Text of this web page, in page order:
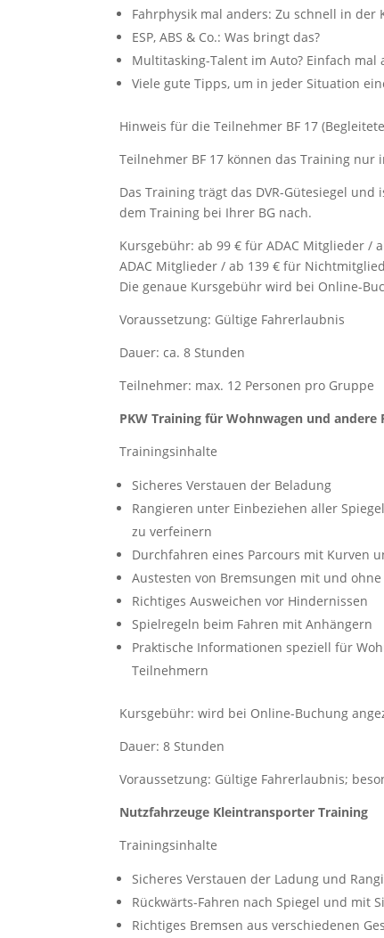
Fahrphysik mal anders: Zu schnell in der
ESP, ABS & Co.: Was bringt das?
Multitasking-Talent im Auto? Einfach mal
Viele gute Tipps, um in jeder Situation
Hinweis für die Teilnehmer BF 17
Teilnehmer BF 17 können das Training
Das Training trägt das DVR-Gütesiegel
dem Training bei Ihrer BG nach.
Kursgebühr: ab 99 € für ADAC Mitglieder /
ADAC Mitglieder / ab 139 € für
Die genaue Kursgebühr wird bei Online-
Voraussetzung: Gültige Fahrerlaubnis
Dauer: ca. 8 Stunden
Teilnehmer: max. 12 Personen pro Gruppe
PKW Training für Wohnwagen und andere
Trainingsinhalte
Sicheres Verstauen der Beladung
Rangieren unter Einbeziehen aller
zu verfeinern
Durchfahren eines Parcours mit Kurven
Austesten von Bremsungen mit und
Richtiges Ausweichen vor Hindernissen
Spielregeln beim Fahren mit Anhängern
Praktische Informationen speziell für
Teilnehmern
Kursgebühr: wird bei Online-Buchung
Dauer: 8 Stunden
Voraussetzung: Gültige Fahrerlaubnis;
Nutzfahrzeuge Kleintransporter Training
Trainingsinhalte
Sicheres Verstauen der Ladung und
Rückwärts-Fahren nach Spiegel und mit
Richtiges Bremsen aus verschiedenen